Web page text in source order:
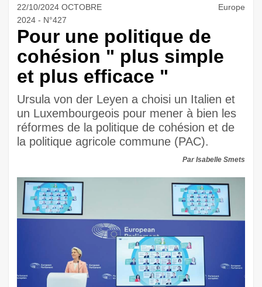
22/10/2024 OCTOBRE
2024 - N°427
Europe
Pour une politique de
cohésion " plus simple
et plus efficace "
Ursula von der Leyen a choisi un Italien et
un Luxembourgeois pour mener à bien les
réformes de la politique de cohésion et de
la politique agricole commune (PAC).
Par Isabelle Smets